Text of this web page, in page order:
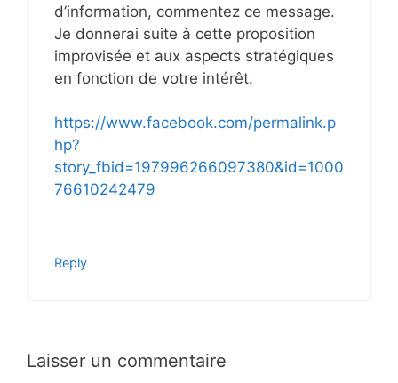
d’information, commentez ce message.
Je donnerai suite à cette proposition
improvisée et aux aspects stratégiques
en fonction de votre intérêt.
https://www.facebook.com/permalink.p
hp?
story_fbid=197996266097380&id=1000
76610242479
Reply
Laisser un commentaire